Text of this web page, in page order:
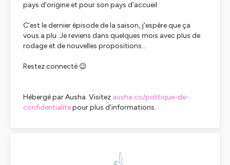
pays d'origine et pour son pays d'accueil.
C'est le dernier épisode de la saison, j'espère que ça
vous a plu. Je reviens dans quelques mois avec plus de
rodage et de nouvelles propositions...
Restez connecté 😉
Hébergé par Ausha. Visitez ausha.co/politique-de-
confidentialitepour plus d'informations.